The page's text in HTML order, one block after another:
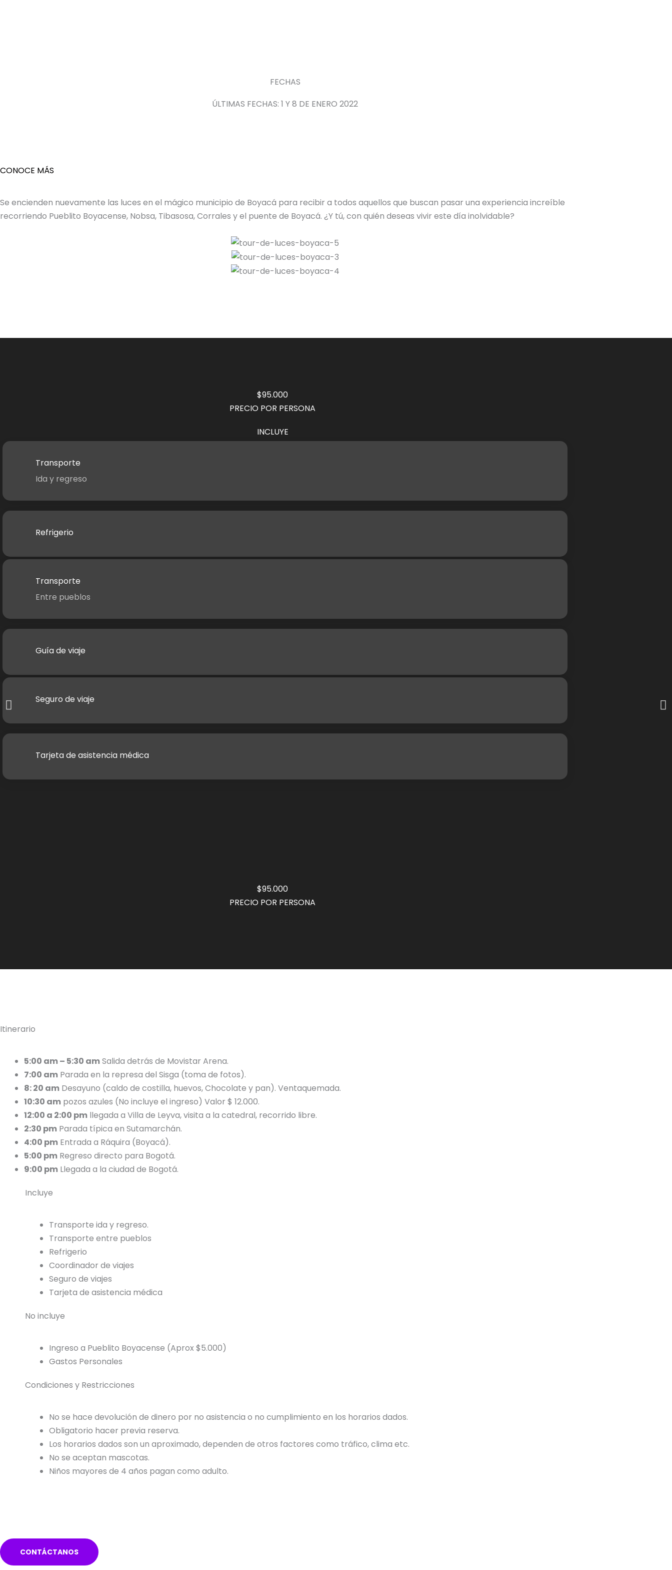
FECHAS
ÚLTIMAS FECHAS: 1 Y 8 DE ENERO 2022
CONOCE MÁS
Se encienden nuevamente las luces en el mágico municipio de Boyacá para recibir a todos aquellos que buscan pasar una experiencia increíble
recorriendo Pueblito Boyacense, Nobsa, Tibasosa, Corrales y el puente de Boyacá. ¿Y tú, con quién deseas vivir este día inolvidable?
$95.000
PRECIO POR PERSONA
INCLUYE
Transporte
Ida y regreso
Refrigerio
Transporte
Entre pueblos
Guía de viaje
Seguro de viaje
Tarjeta de asistencia médica
$95.000
PRECIO POR PERSONA
Itinerario
5:00 am – 5:30 amSalida detrás de Movistar Arena.
7:00 am Parada en la represa del Sisga (toma de fotos).
8: 20 am Desayuno (caldo de costilla, huevos, Chocolate y pan). Ventaquemada.
10:30 am pozos azules (No incluye el ingreso) Valor $ 12.000.
12:00 a 2:00 pm llegada a Villa de Leyva, visita a la catedral, recorrido libre.
2:30 pm Parada típica en Sutamarchán.
4:00 pm Entrada a Ráquira (Boyacá).
5:00 pm Regreso directo para Bogotá.
9:00 pm Llegada a la ciudad de Bogotá.
Incluye
Transporte ida y regreso.
Transporte entre pueblos
Refrigerio
Coordinador de viajes
Seguro de viajes
Tarjeta de asistencia médica
No incluye
Ingreso a Pueblito Boyacense (Aprox $5.000)
Gastos Personales
Condiciones y Restricciones
No se hace devolución de dinero por no asistencia o no cumplimiento en los horarios dados.
Obligatorio hacer previa reserva.
Los horarios dados son un aproximado, dependen de otros factores como tráfico, clima etc.
No se aceptan mascotas.
Niños mayores de 4 años pagan como adulto.
CONTÁCTANOS